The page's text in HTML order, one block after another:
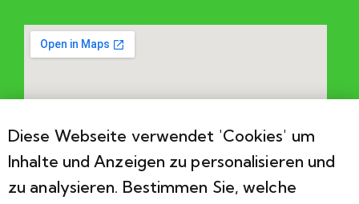
Diese Webseite verwendet 'Cookies' um
Inhalte und Anzeigen zu personalisieren und
zu analysieren. Bestimmen Sie, welche